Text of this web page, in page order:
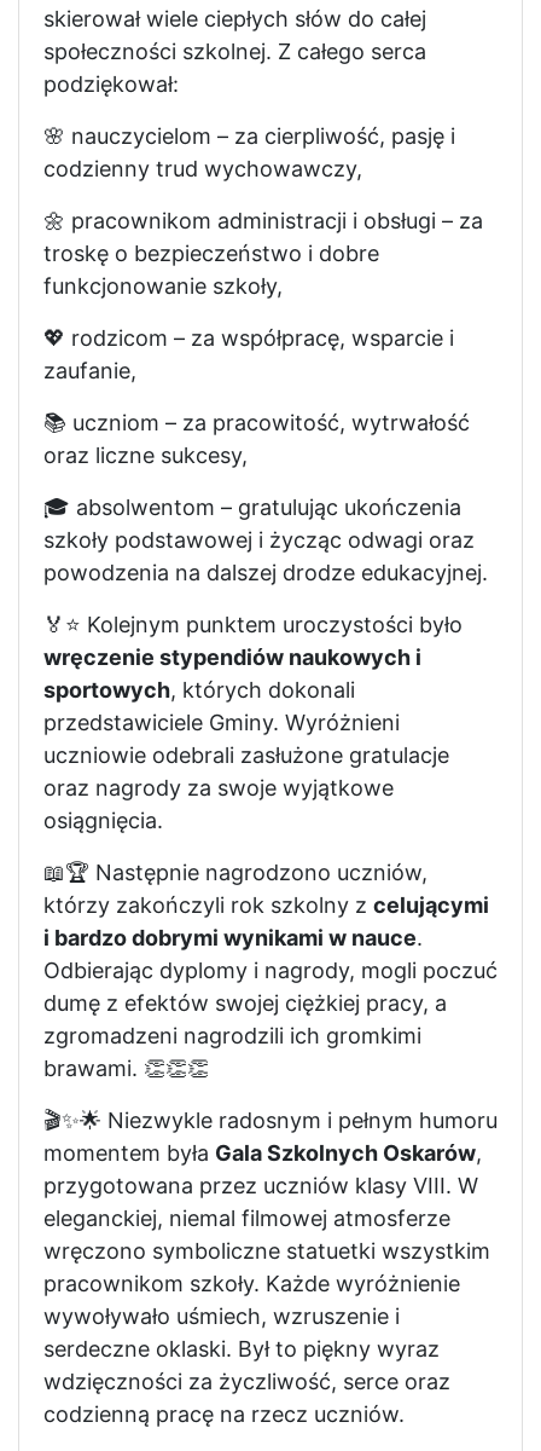
skierował wiele ciepłych słów do całej
społeczności szkolnej. Z całego serca
podziękował:
🌸 nauczycielom – za cierpliwość, pasję i
codzienny trud wychowawczy,
🌼 pracownikom administracji i obsługi – za
troskę o bezpieczeństwo i dobre
funkcjonowanie szkoły,
💖 rodzicom – za współpracę, wsparcie i
zaufanie,
📚 uczniom – za pracowitość, wytrwałość
oraz liczne sukcesy,
🎓 absolwentom – gratulując ukończenia
szkoły podstawowej i życząc odwagi oraz
powodzenia na dalszej drodze edukacyjnej.
🏅⭐ Kolejnym punktem uroczystości było
wręczenie stypendiów naukowych i
sportowych, których dokonali
przedstawiciele Gminy. Wyróżnieni
uczniowie odebrali zasłużone gratulacje
oraz nagrody za swoje wyjątkowe
osiągnięcia.
📖🏆 Następnie nagrodzono uczniów,
którzy zakończyli rok szkolny z celującymi
i bardzo dobrymi wynikami w nauce.
Odbierając dyplomy i nagrody, mogli poczuć
dumę z efektów swojej ciężkiej pracy, a
zgromadzeni nagrodzili ich gromkimi
brawami. 👏👏👏
🎬✨🌟 Niezwykle radosnym i pełnym humoru
momentem była Gala Szkolnych Oskarów,
przygotowana przez uczniów klasy VIII. W
eleganckiej, niemal filmowej atmosferze
wręczono symboliczne statuetki wszystkim
pracownikom szkoły. Każde wyróżnienie
wywoływało uśmiech, wzruszenie i
serdeczne oklaski. Był to piękny wyraz
wdzięczności za życzliwość, serce oraz
codzienną pracę na rzecz uczniów.